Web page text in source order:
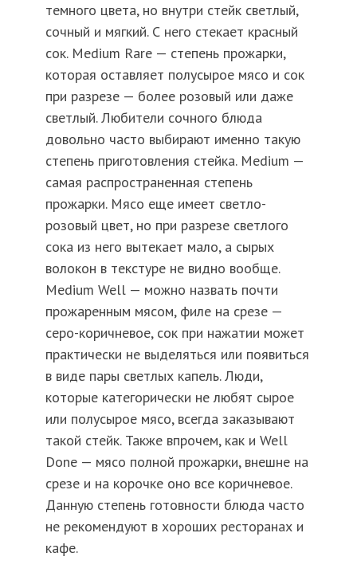
темного цвета, но внутри стейк светлый,
сочный и мягкий. С него стекает красный
сок. Medium Rare — степень прожарки,
которая оставляет полусырое мясо и сок
при разрезе — более розовый или даже
светлый. Любители сочного блюда
довольно часто выбирают именно такую
степень приготовления стейка. Medium —
самая распространенная степень
прожарки. Мясо еще имеет светло-
розовый цвет, но при разрезе светлого
сока из него вытекает мало, а сырых
волокон в текстуре не видно вообще.
Medium Well — можно назвать почти
прожаренным мясом, филе на срезе —
серо-коричневое, сок при нажатии может
практически не выделяться или появиться
в виде пары светлых капель. Люди,
которые категорически не любят сырое
или полусырое мясо, всегда заказывают
такой стейк. Также впрочем, как и Well
Done — мясо полной прожарки, внешне на
срезе и на корочке оно все коричневое.
Данную степень готовности блюда часто
не рекомендуют в хороших ресторанах и
кафе.